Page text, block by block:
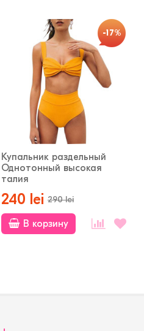
-17%
Купальник раздельный
Однотонный высокая
талия
240 lei 290 lei
В корзину